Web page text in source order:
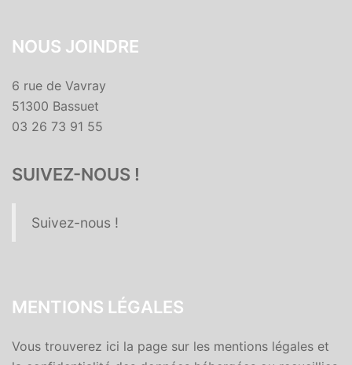
NOUS JOINDRE
6 rue de Vavray
51300 Bassuet
03 26 73 91 55
SUIVEZ-NOUS !
Suivez-nous !
MENTIONS LÉGALES
Vous trouverez ici la page sur les mentions légales et